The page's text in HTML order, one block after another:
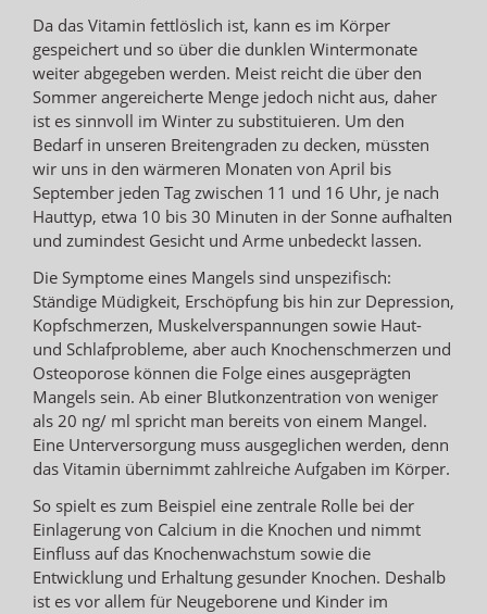
Da das Vitamin fettlöslich ist, kann es im Körper
gespeichert und so über die dunklen Wintermonate
weiter abgegeben werden. Meist reicht die über den
Sommer angereicherte Menge jedoch nicht aus, daher
ist es sinnvoll im Winter zu substituieren. Um den
Bedarf in unseren Breitengraden zu decken, müssten
wir uns in den wärmeren Monaten von April bis
September jeden Tag zwischen 11 und 16 Uhr, je nach
Hauttyp, etwa 10 bis 30 Minuten in der Sonne aufhalten
und zumindest Gesicht und Arme unbedeckt lassen.
Die Symptome eines Mangels sind unspezifisch:
Ständige Müdigkeit, Erschöpfung bis hin zur Depression,
Kopfschmerzen, Muskelverspannungen sowie Haut-
und Schlafprobleme, aber auch Knochenschmerzen und
Osteoporose können die Folge eines ausgeprägten
Mangels sein. Ab einer Blutkonzentration von weniger
als 20 ng/ ml spricht man bereits von einem Mangel.
Eine Unterversorgung muss ausgeglichen werden, denn
das Vitamin übernimmt zahlreiche Aufgaben im Körper.
So spielt es zum Beispiel eine zentrale Rolle bei der
Einlagerung von Calcium in die Knochen und nimmt
Einfluss auf das Knochenwachstum sowie die
Entwicklung und Erhaltung gesunder Knochen. Deshalb
ist es vor allem für Neugeborene und Kinder im